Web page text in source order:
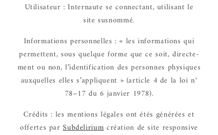
Utili­sa­teur : Inter­naute se connec­tant, utili­sant le
site susnommé.
Infor­ma­tions person­nelles : « les infor­ma­tions qui
permettent, sous quelque forme que ce soit, direc­te­
ment ou non, l’iden­ti­fi­ca­tion des personnes physiques
auxquelles elles s’ap­pliquent » (article 4 de la loi n°
78–17 du 6 janvier 1978).
Crédits : les mentions légales ont étés géné­rées et
offertes parSubde­li­riumcréa­tion de site respon­sive